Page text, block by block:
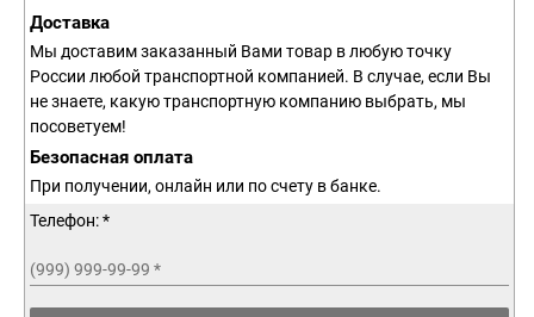
Доставка
Мы доставим заказанный Вами товар в любую точку
России любой транспортной компанией. В случае, если Вы
не знаете, какую транспортную компанию выбрать, мы
посоветуем!
Безопасная оплата
При получении, онлайн или по счету в банке.
Телефон: *
(999) 999-99-99 *